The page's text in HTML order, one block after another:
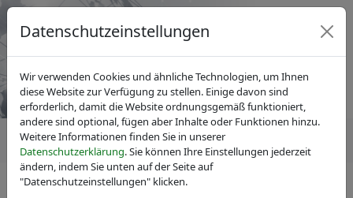
IVAM Fachverband für Mikrotechnik
Datenschutzeinstellungen
Wir verwenden Cookies und ähnliche Technologien, um Ihnen
diese Website zur Verfügung zu stellen. Einige davon sind
erforderlich, damit die Website ordnungsgemäß funktioniert,
andere sind optional, fügen aber Inhalte oder Funktionen hinzu.
Weitere Informationen finden Sie in unserer
Datenschutzerklärung. Sie können Ihre Einstellungen jederzeit
ändern, indem Sie unten auf der Seite auf
"Datenschutzeinstellungen" klicken.